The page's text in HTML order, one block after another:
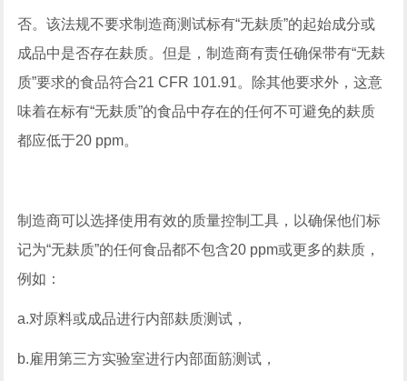
否。该法规不要求制造商测试标有“无麸质”的起始成分或
成品中是否存在麸质。但是，制造商有责任确保带有“无麸
质”要求的食品符合21 CFR 101.91。除其他要求外，这意
味着在标有“无麸质”的食品中存在的任何不可避免的麸质
都应低于20 ppm。
制造商可以选择使用有效的质量控制工具，以确保他们标
记为“无麸质”的任何食品都不包含20 ppm或更多的麸质，
例如：
a.对原料或成品进行内部麸质测试，
b.雇用第三方实验室进行内部面筋测试，